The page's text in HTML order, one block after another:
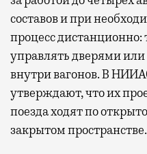
Бизнес-зал становится
провести переговоры,
выпить кофе, наблюдая
окна за тем, как
самолеты. В Москве
составов и при
процесс дистанционно:
управлять дверями
внутри вагонов. В
утверждают, что их
поезда ходят по
закрытом пространстве.